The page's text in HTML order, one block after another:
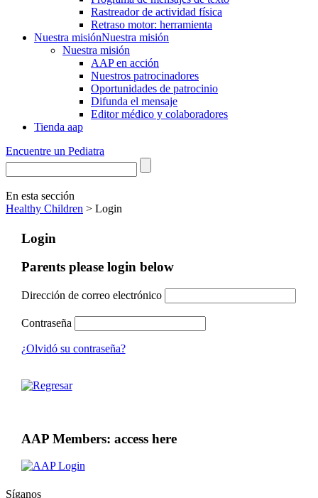
Rastre​​ador de activida​d física
Retraso motor: herramienta
Nuestra misiónNuestra misión
Nuestra misión
AAP en acción
Nuestros patrocinadores
Oportunidades de patrocinio
Difunda el mensaje
Editor médico y colaboradores
Tienda aap
Encuentre un Pediatra
En esta sección
Healthy Children > Login
Login
Parents please login below
Dirección de correo electrónico
Contraseña
¿Olvidó su contraseña?
AAP Members: access here
Síganos